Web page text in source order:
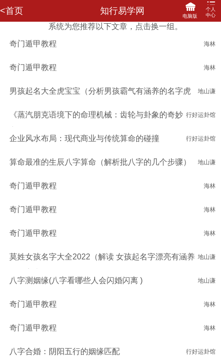
<首页 知行易学网
个人
中心
电脑版
登录
我要评价
关联登陆
系统为您推荐以下文章，点击换一组。
海林
奇门遁甲教程
海林
奇门遁甲教程
地山谦
男孩起名大全虎宝宝（分析男孩霸气有涵养的名字虎
行好运卦馆
《蒸汽朋克语境下的命理机械：齿轮与卦象的奇妙
行好运卦馆
企业风水布局：现代商业与传统算命的碰撞
地山谦
算命最准的生辰八字算命（解析批八字的几个步骤）
海林
奇门遁甲教程
海林
奇门遁甲教程
海林
奇门遁甲教程
地山谦
莫姓女孩名字大全2022（解读 女孩起名字漂亮有涵养
地山谦
八字测姻缘(八字看哪些人会闪婚闪离 )
海林
奇门遁甲教程
海林
奇门遁甲教程
行好运卦馆
八字合婚：阴阳五行的姻缘匹配